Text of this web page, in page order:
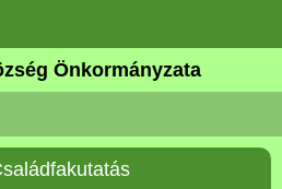
Önkormányzata